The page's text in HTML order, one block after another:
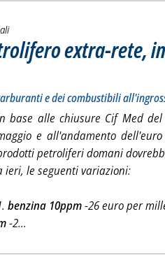
extra-rete,
prezzi Siva dei carburanti e dei combustibili
2013 alle 9.1.
e dei combustibili
base alle chiusure Cif Med
e all'andamento
petroliferi domani
ieri, le seguenti variazioni:
benzina 10ppm-26 euro per
-2...